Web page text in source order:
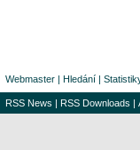
Webmaster | Hledání |
RSS News | RSS Downloads |